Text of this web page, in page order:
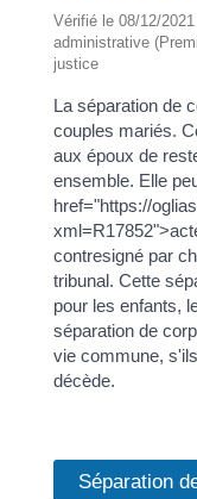
Vérifié le 08/12/
administrative
justice
La séparation de
couples mariés.
aux époux de
ensemble. Elle
href="https://
contresigné par
tribunal. Cette
pour les enfants,
séparation de
vie commune,
décède.
Séparation